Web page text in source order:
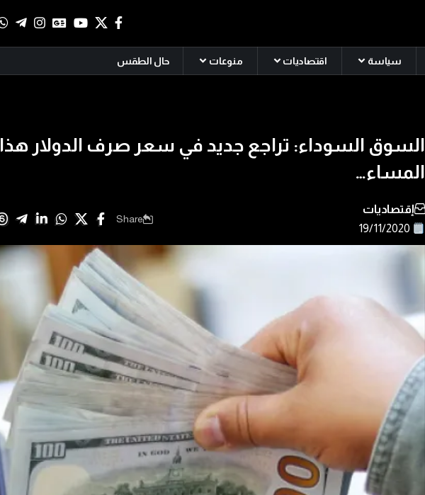
سياسة اقتصاديات منوعات حال الطقس
السوق السوداء: تراجع جديد في سعر صرف الدولار هذا
المساء…
إقتصاديات
Share